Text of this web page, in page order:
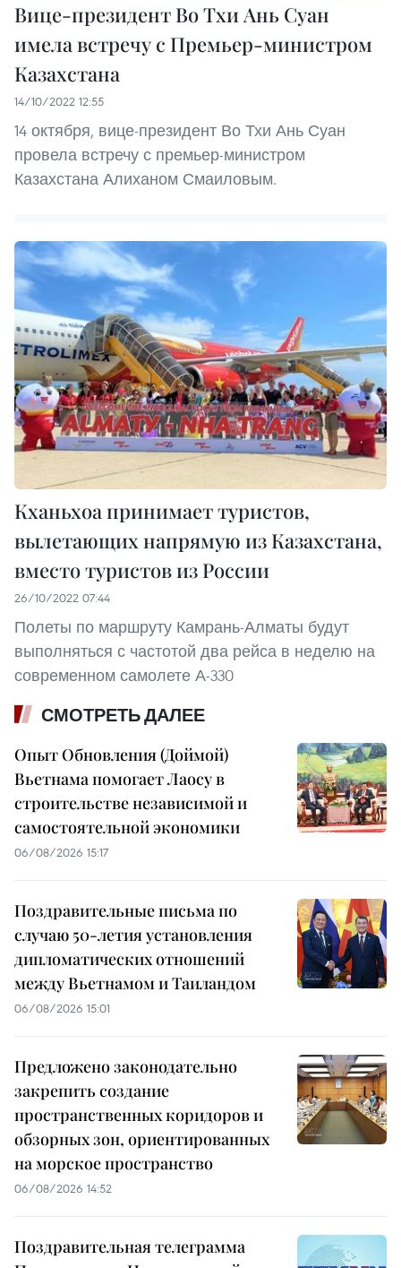
Вице-президент Во Тхи Ань Суан
имела встречу с Премьер-министром
Казахстана
14/10/2022 12:55
14 октября, вице-президент Во Тхи Ань Суан
провела встречу с премьер-министром
Казахстана Алиханом Смаиловым.
Кханьхоа принимает туристов,
вылетающих напрямую из Казахстана,
вместо туристов из России
26/10/2022 07:44
Полеты по маршруту Камрань-Алматы будут
выполняться с частотой два рейса в неделю на
современном самолете А-330
СМОТРЕТЬ ДАЛЕЕ
Опыт Обновления (Доймой)
Вьетнама помогает Лаосу в
строительстве независимой и
самостоятельной экономики
06/08/2026 15:17
Поздравительные письма по
случаю 50-летия установления
дипломатических отношений
между Вьетнамом и Таиландом
06/08/2026 15:01
Предложено законодательно
закрепить создание
пространственных коридоров и
обзорных зон, ориентированных
на морское пространство
06/08/2026 14:52
Поздравительная телеграмма